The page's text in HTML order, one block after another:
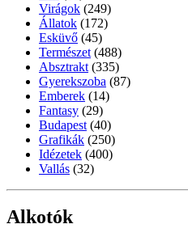
Virágok (249)
Állatok (172)
Esküvő (45)
Természet (488)
Absztrakt (335)
Gyerekszoba (87)
Emberek (14)
Fantasy (29)
Budapest (40)
Grafikák (250)
Idézetek (400)
Vallás (32)
Alkotók